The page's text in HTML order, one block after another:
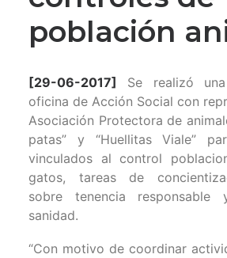
población
[29-06-2017]
Se realizó
oficina de Acción Social con
Asociación Protectora de
patas” y “Huellitas Viale”
vinculados al control
gatos, tareas de
sobre tenencia
sanidad.
“Con motivo de coordinar